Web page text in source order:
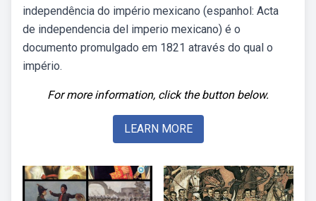
independência do império mexicano (espanhol: Acta
de independencia del imperio mexicano) é o
documento promulgado em 1821 através do qual o
império.
For more information, click the button below.
LEARN MORE